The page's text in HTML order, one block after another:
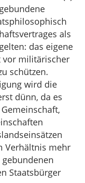
als
das eigene
vor militärischer
schützen.
wird die
dünn, da es
Verhältnis mehr
Staatsbürger